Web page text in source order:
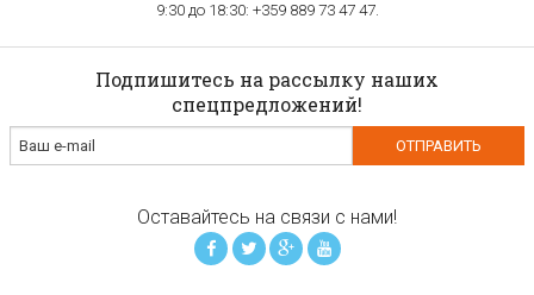
9:30 до 18:30: +359 889 73 47 47.
Подпишитесь на рассылку наших
спецпредложений!
Оставайтесь на связи с нами!